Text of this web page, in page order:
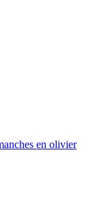
en olivier